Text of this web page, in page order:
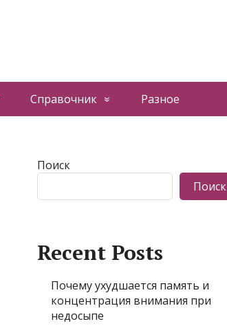
Справочник Разное
Поиск
Поиск
Recent Posts
Почему ухудшается память и
концентрация внимания при
недосыпе